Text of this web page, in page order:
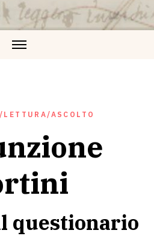
ASCOLTO
questionario